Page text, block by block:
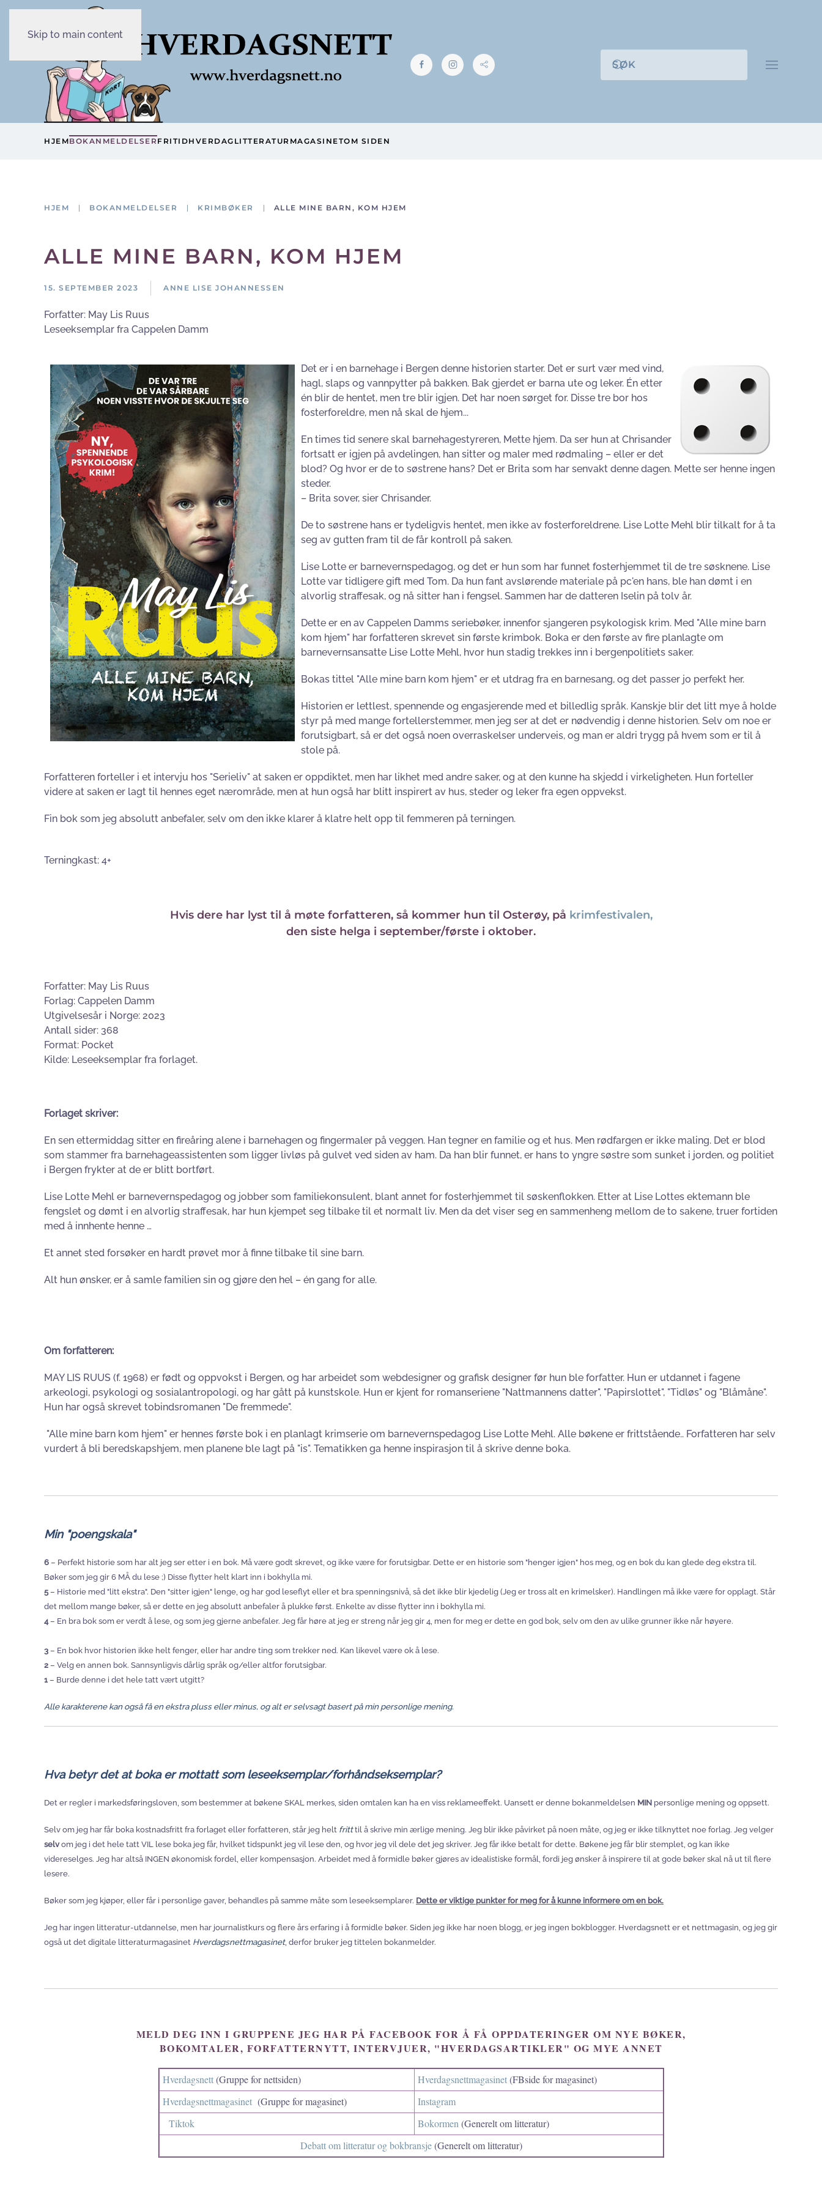
Skip to main content
HJEMBOKANMELDELSER FRITIDHVERDAG LITTERATUR MAGASINETOM SIDEN
HJEM BOKANMELDELSER KRIMBØKER ALLE MINE BARN, KOM HJEM
ALLE MINE BARN, KOM HJEM
15. SEPTEMBER 2023 ANNE LISE JOHANNESSEN
Forfatter: May Lis Ruus
Leseeksemplar fra Cappelen Damm
Det er i en barnehage i Bergen denne historien starter. Det er surt vær med vind,
hagl, slaps og vannpytter på bakken. Bak gjerdet er barna ute og leker. Én etter
én blir de hentet, men tre blir igjen. Det har noen sørget for. Disse tre bor hos
fosterforeldre, men nå skal de hjem...
En times tid senere skal barnehagestyreren, Mette hjem. Da ser hun at Chrisander
fortsatt er igjen på avdelingen, han sitter og maler med rødmaling – eller er det
blod? Og hvor er de to søstrene hans? Det er Brita som har senvakt denne dagen. Mette ser henne ingen
steder.
– Brita sover, sier Chrisander.
De to søstrene hans er tydeligvis hentet, men ikke av fosterforeldrene. Lise Lotte Mehl blir tilkalt for å ta
seg av gutten fram til de får kontroll på saken.
Lise Lotte er barnevernspedagog, og det er hun som har funnet fosterhjemmet til de tre søsknene. Lise
Lotte var tidligere gift med Tom. Da hun fant avslørende materiale på pc'en hans, ble han dømt i en
alvorlig straffesak, og nå sitter han i fengsel. Sammen har de datteren Iselin på tolv år.
Dette er en av Cappelen Damms seriebøker, innenfor sjangeren psykologisk krim. Med "Alle mine barn
kom hjem" har forfatteren skrevet sin første krimbok. Boka er den første av fire planlagte om
barnevernsansatte Lise Lotte Mehl, hvor hun stadig trekkes inn i bergenpolitiets saker.
Bokas tittel "Alle mine barn kom hjem" er et utdrag fra en barnesang, og det passer jo perfekt her.
Historien er lettlest, spennende og engasjerende med et billedlig språk. Kanskje blir det litt mye å holde
styr på med mange fortellerstemmer, men jeg ser at det er nødvendig i denne historien. Selv om noe er
forutsigbart, så er det også noen overraskelser underveis, og man er aldri trygg på hvem som er til å
stole på.
Forfatteren forteller i et intervju hos "Serieliv" at saken er oppdiktet, men har likhet med andre saker, og at den kunne ha skjedd i virkeligheten. Hun forteller
videre at saken er lagt til hennes eget nærområde, men at hun også har blitt inspirert av hus, steder og leker fra egen oppvekst.
Fin bok som jeg absolutt anbefaler, selv om den ikke klarer å klatre helt opp til femmeren på terningen.
Terningkast: 4+
Hvis dere har lyst til å møte forfatteren, så kommer hun til Osterøy, på krimfestivalen,
den siste helga i september/første i oktober.
Forfatter: May Lis Ruus
Forlag: Cappelen Damm
Utgivelsesår i Norge: 2023
Antall sider: 368
Format: Pocket
Kilde: Leseeksemplar fra forlaget.
Forlaget skriver:
En sen ettermiddag sitter en fireåring alene i barnehagen og fingermaler på veggen. Han tegner en familie og et hus. Men rødfargen er ikke maling. Det er blod
som stammer fra barnehageassistenten som ligger livløs på gulvet ved siden av ham. Da han blir funnet, er hans to yngre søstre som sunket i jorden, og politiet
i Bergen frykter at de er blitt bortført.
Lise Lotte Mehl er barnevernspedagog og jobber som familiekonsulent, blant annet for fosterhjemmet til søskenflokken. Etter at Lise Lottes ektemann ble
fengslet og dømt i en alvorlig straffesak, har hun kjempet seg tilbake til et normalt liv. Men da det viser seg en sammenheng mellom de to sakene, truer fortiden
med å innhente henne …
Et annet sted forsøker en hardt prøvet mor å finne tilbake til sine barn.
Alt hun ønsker, er å samle familien sin og gjøre den hel – én gang for alle.
Om forfatteren:
MAY LIS RUUS (f. 1968) er født og oppvokst i Bergen, og har arbeidet som webdesigner og grafisk designer før hun ble forfatter. Hun er utdannet i fagene
arkeologi, psykologi og sosialantropologi, og har gått på kunstskole. Hun er kjent for romanseriene "Nattmannens datter", "Papirslottet", "Tidløs" og "Blåmåne".
Hun har også skrevet tobindsromanen "De fremmede".
"Alle mine barn kom hjem" er hennes første bok i en planlagt krimserie om barnevernspedagog Lise Lotte Mehl. Alle bøkene er frittstående.. Forfatteren har selv
vurdert å bli beredskapshjem, men planene ble lagt på "is". Tematikken ga henne inspirasjon til å skrive denne boka.
Min "poengskala"
6– Perfekt historie som har alt jeg ser etter i en bok. Må være godt skrevet, og ikke være for forutsigbar. Dette er en historie som "henger igjen" hos meg, og en bok du kan glede deg ekstra til.
Bøker som jeg gir 6 MÅ du lese ;) Disse flytter helt klart inn i bokhylla mi.
5– Historie med "litt ekstra". Den "sitter igjen" lenge, og har god leseflyt eller et bra spenningsnivå, så det ikke blir kjedelig (Jeg er tross alt en krimelsker). Handlingen må ikke være for opplagt. Står
det mellom mange bøker, så er dette en jeg absolutt anbefaler å plukke først. Enkelte av disse flytter inn i bokhylla mi.
4– En bra bok som er verdt å lese, og som jeg gjerne anbefaler. Jeg får høre at jeg er streng når jeg gir 4, men for meg er dette en god bok, selv om den av ulike grunner ikke når høyere.
3– En bok hvor historien ikke helt fenger, eller har andre ting som trekker ned. Kan likevel være ok å lese.
2– Velg en annen bok. Sannsynligvis dårlig språk og/eller altfor forutsigbar.
1– Burde denne i det hele tatt vært utgitt?
Alle karakterene kan også få en ekstra pluss eller minus, og alt er selvsagt basert på min personlige mening.
Hva betyr det at boka er mottatt som leseeksemplar/forhåndseksemplar?
Det er regler i markedsføringsloven, som bestemmer at bøkene SKAL merkes, siden omtalen kan ha en viss reklameeffekt. Uansett er denne bokanmeldelsen MIN personlige mening og oppsett.
Selv om jeg har får boka kostnadsfritt fra forlaget eller forfatteren, står jeg helt fritttil å skrive min ærlige mening. Jeg blir ikke påvirket på noen måte, og jeg er ikke tilknyttet noe forlag. Jeg velger
selvom jeg i det hele tatt VIL lese boka jeg får, hvilket tidspunkt jeg vil lese den, og hvor jeg vil dele det jeg skriver. Jeg får ikke betalt for dette. Bøkene jeg får blir stemplet, og kan ikke
videreselges. Jeg har altså INGEN økonomisk fordel, eller kompensasjon. Arbeidet med å formidle bøker gjøres av idealistiske formål, fordi jeg ønsker å inspirere til at gode bøker skal nå ut til flere
lesere.
Bøker som jeg kjøper, eller får i personlige gaver, behandles på samme måte som leseeksemplarer. Dette er viktige punkter for meg for å kunne informere om en bok.
Jeg har ingen litteratur-utdannelse, men har journalistkurs og flere års erfaring i å formidle bøker. Siden jeg ikke har noen blogg, er jeg ingen bokblogger. Hverdagsnett er et nettmagasin, og jeg gir
også ut det digitale litteraturmagasinet Hverdagsnettmagasinet, derfor bruker jeg tittelen bokanmelder.
MELD DEG INN I GRUPPENE JEG HAR PÅ FACEBOOK FOR Å FÅ OPPDATERINGER OM NYE BØKER,
BOKOMTALER, FORFATTERNYTT, INTERVJUER, "HVERDAGSARTIKLER" OG MYE ANNET
Hverdagsnett(Gruppe for nettsiden) Hverdagsnettmagasinet(FBside for magasinet)
Hverdagsnettmagasinet (Gruppe for magasinet)
Instagram
Tiktok
Bokormen (Generelt om litteratur)
Debatt om litteratur og bokbransje(Generelt om litteratur)